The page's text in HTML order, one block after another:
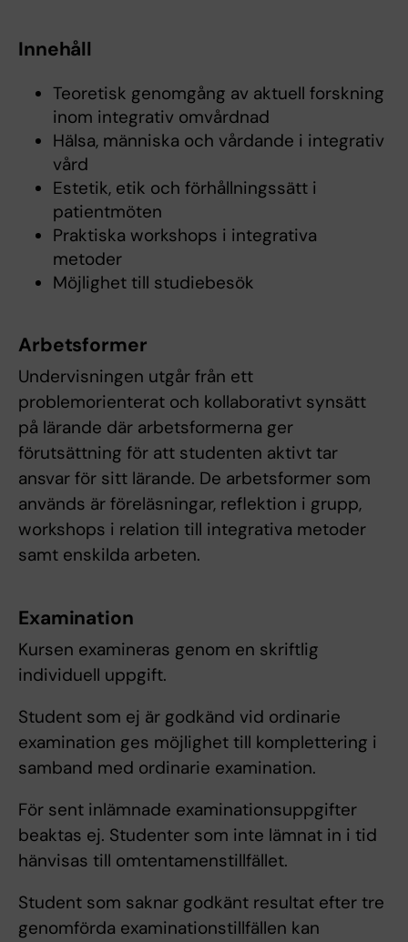
Innehåll
Teoretisk genomgång av aktuell forskning
inom integrativ omvårdnad
Hälsa, människa och vårdande i integrativ
vård
Estetik, etik och förhållningssätt i
patientmöten
Praktiska workshops i integrativa
metoder
Möjlighet till studiebesök
Arbetsformer
Undervisningen utgår från ett
problemorienterat och kollaborativt synsätt
på lärande där arbetsformerna ger
förutsättning för att studenten aktivt tar
ansvar för sitt lärande. De arbetsformer som
används är föreläsningar, reflektion i grupp,
workshops i relation till integrativa metoder
samt enskilda arbeten.
Examination
Kursen examineras genom en skriftlig
individuell uppgift.
Student som ej är godkänd vid ordinarie
examination ges möjlighet till komplettering i
samband med ordinarie examination.
För sent inlämnade examinationsuppgifter
beaktas ej. Studenter som inte lämnat in i tid
hänvisas till omtentamenstillfället.
Student som saknar godkänt resultat efter tre
genomförda examinationstillfällen kan